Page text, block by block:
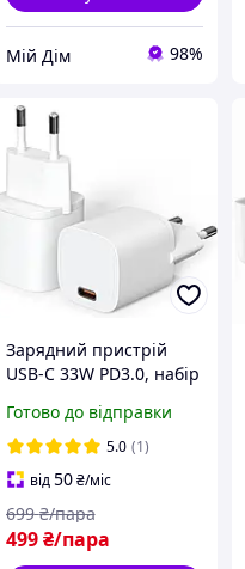
Мій Дім 98%
Зарядний пристрій
USB-C 33W PD3.0, набір
для швидкої зарядки
телефону, адаптер у
розетку SURNICE
Готово до відправки
5.0 (1)
від50 ₴/міс
499 ₴/пара
699 ₴/пара